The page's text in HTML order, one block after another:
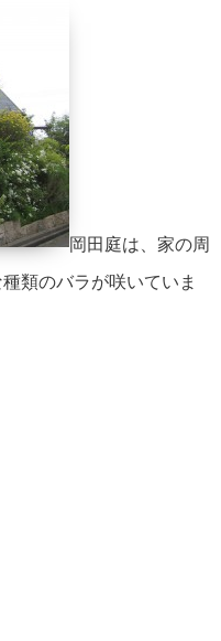
岡田庭は、家の周
類のバラが咲いていま